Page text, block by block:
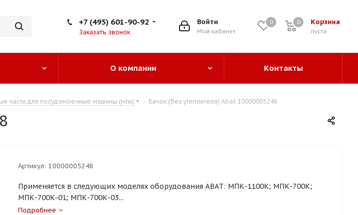
0 Корзина
0
пуста
0
Войти
Мой кабинет
+7 (495) 601-90-92
Заказать звонок
О компании Контакты
части для посудомоечные машины (мпк) - Бачок (без утеплителя) Abat 10000005248
Артикул: 10000005248
Применяется в следующих моделях оборудования ABAT: МПК-1100К; МПК-700К;
МПК-700К-01; МПК-700К-03...
Подробнее